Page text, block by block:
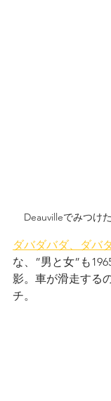
Deauvilleでみつけ
ダバダバダ、ダバ
な、”男と女”も
影。車が滑走する
チ。